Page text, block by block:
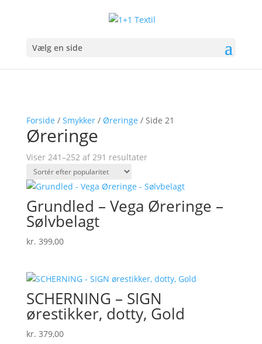
Vælg en side
Forside / Smykker/ Øreringe / Side 21
Øreringe
Viser 241–252 af 291 resultaterSorteret
popularitet
Grundled – Vega Øreringe –
Sølvbelagt
kr. 399,00
SCHERNING – SIGN
ørestikker, dotty, Gold
kr. 379,00